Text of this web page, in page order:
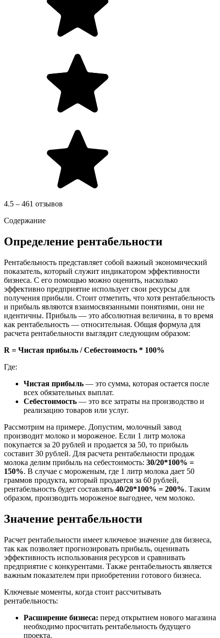
4.5 – 461 отзывов
Содержание
Определение рентабельности
Рентабельность представляет собой важный экономический
показатель, который служит индикатором эффективности
бизнеса. С его помощью можно оценить, насколько
эффективно предприятие использует свои ресурсы для
получения прибыли. Стоит отметить, что хотя рентабельность
и прибыль являются взаимосвязанными понятиями, они не
идентичны. Прибыль — это абсолютная величина, в то время
как рентабельность — относительная. Общая формула для
расчета рентабельности выглядит следующим образом:
R = Чистая прибыль / Себестоимость * 100%
Где:
Чистая прибыль — это сумма, которая остается после
всех обязательных выплат.
Себестоимость — это все затраты на производство и
реализацию товаров или услуг.
Рассмотрим на примере. Допустим, молочный завод
производит молоко и мороженое. Если 1 литр молока
покупается за 20 рублей и продается за 50, то прибыль
составит 30 рублей. Для расчета рентабельности продаж
молока делим прибыль на себестоимость: 30/20*100% =
150%. В случае с мороженым, где 1 литр молока дает 50
граммов продукта, который продается за 60 рублей,
рентабельность будет составлять 40/20*100% = 200%. Таким
образом, производить мороженое выгоднее, чем молоко.
Значение рентабельности
Расчет рентабельности имеет ключевое значение для бизнеса,
так как позволяет прогнозировать прибыль, оценивать
эффективность использования ресурсов и сравнивать
предприятие с конкурентами. Также рентабельность является
важным показателем при приобретении готового бизнеса.
Ключевые моменты, когда стоит рассчитывать
рентабельность:
Расширение бизнеса: перед открытием нового магазина
необходимо просчитать рентабельность будущего
проекта.